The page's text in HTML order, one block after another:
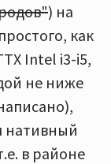
) на
как
Intel i3-i5,
не ниже
нативный
в районе